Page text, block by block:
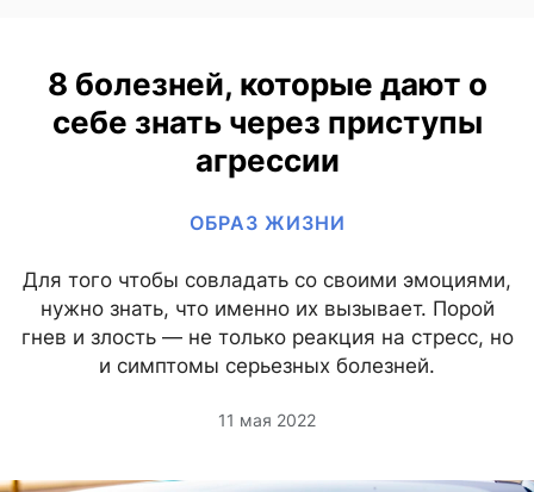
8 болезней, которые дают о
себе знать через приступы
агрессии
ОБРАЗ ЖИЗНИ
Для того чтобы совладать со своими эмоциями,
нужно знать, что именно их вызывает. Порой
гнев и злость — не только реакция на стресс, но
и симптомы серьезных болезней.
11 мая 2022